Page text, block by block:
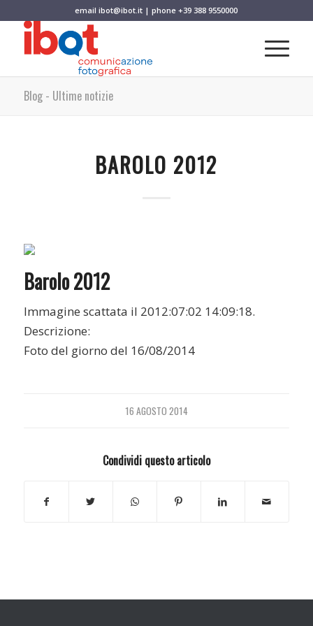
emailibot@ibot.it | phone+39 388 9550000
Blog - Ultime notizie
BAROLO 2012
Barolo 2012
Immagine scattata il 2012:07:02 14:09:18.
Descrizione:
Foto del giorno del 16/08/2014
16 AGOSTO 2014
Condividi questo articolo